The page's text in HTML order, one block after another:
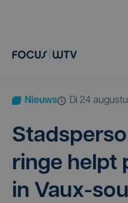
Nieuws di 24
rin­ge helpt
in Vaux-